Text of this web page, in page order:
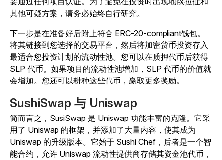
其他可疑方案，请务必始终自行研究。
下一步是在准备好后附上符合 ERC-20-compliant钱包。
将其链接到您选择的交易平台，然后将加密货币投资存入
最适合您投资计划的流动性池。您可以在质押代币后获得
SLP 代币。如果项目的流动性池增加，SLP 代币的价值就
会增加。您还可以耕种这些代币，赢取更多奖励。
SushiSwap 与 Uniswap
简而言之，SusiSwap 是 Uniswap 功能丰富的克隆。它采
用了 Uniswap 的框架，并添加了大量内容，使其成为
Uniswap 的升级版本。它始于 Sushi Chef，后者是一个智
能合约，允许 Uniswap 流动性提供商存储其资金池代币，